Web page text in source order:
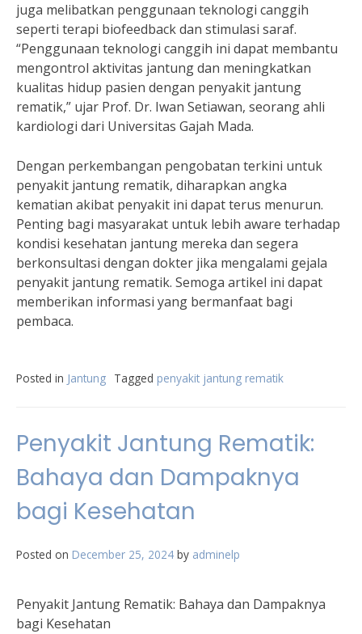
juga melibatkan penggunaan teknologi canggih
seperti terapi biofeedback dan stimulasi saraf.
“Penggunaan teknologi canggih ini dapat membantu
mengontrol aktivitas jantung dan meningkatkan
kualitas hidup pasien dengan penyakit jantung
rematik,” ujar Prof. Dr. Iwan Setiawan, seorang ahli
kardiologi dari Universitas Gajah Mada.
Dengan perkembangan pengobatan terkini untuk
penyakit jantung rematik, diharapkan angka
kematian akibat penyakit ini dapat terus menurun.
Penting bagi masyarakat untuk lebih aware terhadap
kondisi kesehatan jantung mereka dan segera
berkonsultasi dengan dokter jika mengalami gejala
penyakit jantung rematik. Semoga artikel ini dapat
memberikan informasi yang bermanfaat bagi
pembaca.
Posted in Jantung Tagged penyakit jantung rematik
Penyakit Jantung Rematik:
Bahaya dan Dampaknya
bagi Kesehatan
Posted on December 25, 2024 by adminelp
Penyakit Jantung Rematik: Bahaya dan Dampaknya
bagi Kesehatan